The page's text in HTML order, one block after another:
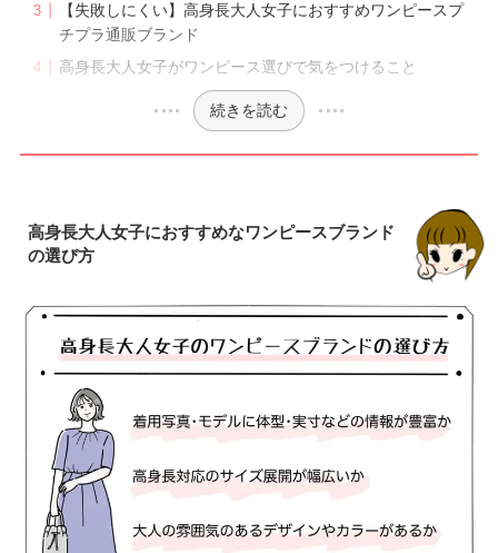
【失敗しにくい】高身長大人女子におすすめワンピースプ
チプラ通販ブランド
高身長大人女子がワンピース選びで気をつけること
続きを読む
高身長大人女子におすすめなワンピースブランド
の選び方